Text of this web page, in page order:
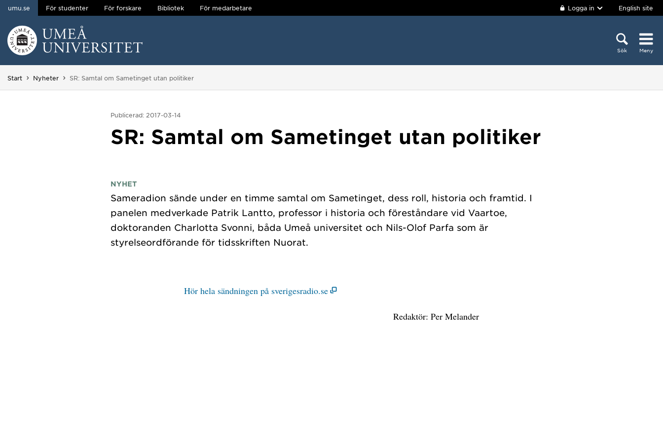
Hoppa direkt till innehållet
umu.se För studenter För forskare Bibliotek För medarbetare Logga in English site
Sök Meny
Start Nyheter Du är här:
SR: Samtal om Sametinget utan politiker
Publicerad: 2017-03-14
SR: Samtal om Sametinget utan politiker
NYHET
Sameradion sände under en timme samtal om Sametinget, dess roll, historia och framtid. I
panelen medverkade Patrik Lantto, professor i historia och föreståndare vid Vaartoe,
doktoranden Charlotta Svonni, båda Umeå universitet och Nils-Olof Parfa som är
Hör hela sändningen på sverigesradio.se
Redaktör: Per Melander